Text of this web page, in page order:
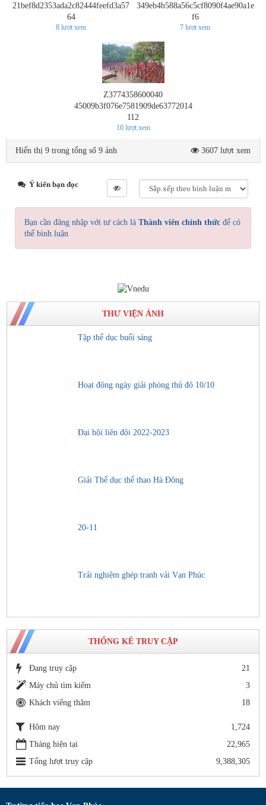
21bef8d2353ada2c82444feefd3a57
64
8 lượt xem
349eb4b588a56c5cf8090f4ae90a1e
f6
7 lượt xem
Z3774358600040
45009b3f076e7581909de63772014
112
10lượt xem
Hiển thị 9 trong tổng số 9 ảnh 3607 lượt xem
Ý kiến bạn đọc
Bạn cần đăng nhập với tư cách là Thành viên chính thức để có
thể bình luận
THƯ VIỆN ẢNH
Tập thể dục buổi sáng
Hoạt động ngày giải phòng thủ đô 10/10
Đại hội liên đội 2022-2023
Giải Thể dục thể thao Hà Đông
20-11
Trải nghiệm ghép tranh vải Vạn Phúc
THỐNG KÊ TRUY CẬP
Đang truy cập
21
Máy chủ tìm kiếm
3
Khách viếng thăm
18
Hôm nay
1,724
Tháng hiện tại
22,965
Tổng lượt truy cập
9,388,305